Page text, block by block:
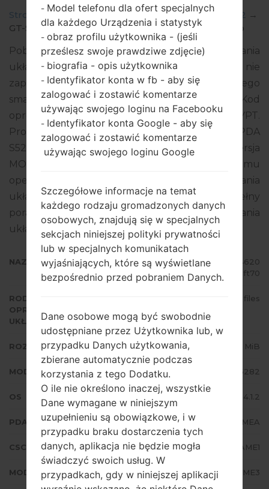
Strona startowa →Star Duos →SamsungGT-S5282 →
GT-S5282_EGY_1_20140407104620_5b8uphft70.zip
Pobierz najnowszą aktualizację oprogramowania
układowego dla Samsung Star Duos, ale nie
zapomnij sprawdzić, czy numer modelu Twojego
smartfona odpowiada wskazanemu GT-S5282. Kod
oprogramowania układowego to EGY z EGYPT.
Produkt jest dostarczany z wersją PDA
S5282XXAMEA, wersja CSC S5282OJVAME1, wersja
MODEM S5282XXAME3. Wersja systemu
operacyjnego danego oprogramowania
układowego to Android Jelly Bean 4.1.2. Pełny
poradnik na temat flashowania oprogramowania
układowego na urządzeniach Samsung
tutaj
NAZWA PLIKU
GT-S5282_EGY_1_20140407104620
_5b8uphft70
RODZAJ
OPROGRAMOWANIA
UKŁADOWEGO
4 files
ROZMIAR PLIKU 497.78 MiB
MODEL Samsung GT-S5282
OS Android Jelly Bean 4.1.2
PDA/AP WERSJA S5282XXAMEA
CSC WERSJA S5282OJVAME1
MODEM/CP WERSJA S5282XXAME3
- Model telefonu dla ofert specjalnych
dla każdego Urządzenia i statystyk
- obraz profilu użytkownika - (jeśli
prześlesz swoje prawdziwe zdjęcie)
- biografia - opis użytkownika
- Identyfikator konta w fb - aby się
zalogować i zostawić komentarze
używając swojego loginu na Facebooku
- Identyfikator konta Google - aby się
zalogować i zostawić komentarze
używając swojego loginu Google
Szczegółowe informacje na temat
każdego rodzaju gromadzonych danych
osobowych, znajdują się w specjalnych
sekcjach niniejszej polityki prywatności
lub w specjalnych komunikatach
wyjaśniających, które są wyświetlane
bezpośrednio przed pobraniem Danych.
Dane osobowe mogą być swobodnie
udostępniane przez Użytkownika lub, w
przypadku Danych użytkowania,
zbierane automatycznie podczas
korzystania z tego Dodatku.
O ile nie określono inaczej, wszystkie
Dane wymagane w niniejszym
uzupełnieniu są obowiązkowe, i w
przypadku braku dostarczenia tych
danych, aplikacja nie będzie mogła
świadczyć swoich usług. W
przypadkach, gdy w niniejszej aplikacji